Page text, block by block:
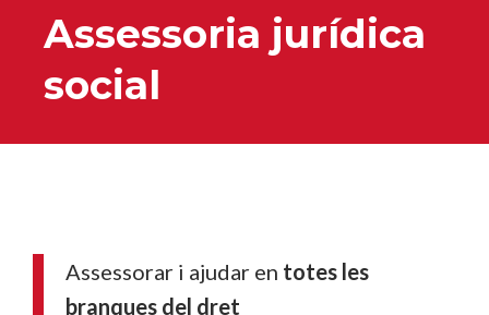
Assessoria jurídica
social
Assessorar i ajudar en totes les
branques del dret